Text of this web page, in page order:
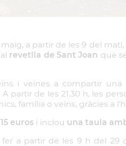
a partir de les 9 del
revetlla de Sant Joan que
i veïnes a compartir
partir de les 21.30 h, les
família o veïns, gràcies a
15 euros i inclou una taula
fer a partir de les 9 h del